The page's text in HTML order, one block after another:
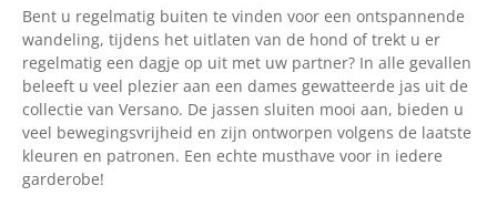
Bent u regelmatig buiten te vinden voor een ontspannende
wandeling, tijdens het uitlaten van de hond of trekt u er
regelmatig een dagje op uit met uw partner? In alle gevallen
beleeft u veel plezier aan een dames gewatteerde jas uit de
collectie van Versano. De jassen sluiten mooi aan, bieden u
veel bewegingsvrijheid en zijn ontworpen volgens de laatste
kleuren en patronen. Een echte musthave voor in iedere
garderobe!